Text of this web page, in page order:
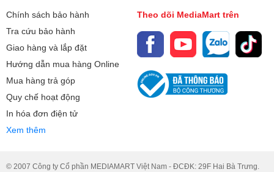
Chính sách bảo hành
Tra cứu bảo hành
Giao hàng và lắp đặt
Hướng dẫn mua hàng Online
Mua hàng trả góp
Quy chế hoạt động
In hóa đơn điện tử
Xem thêm
Theo dõi MediaMart trên
© 2007 Công ty Cổ phần MEDIAMART Việt Nam - ĐCĐK: 29F Hai Bà Trưng.